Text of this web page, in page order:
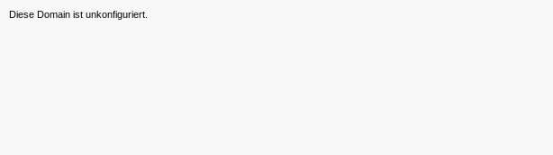
Diese Domain ist unkonfiguriert.